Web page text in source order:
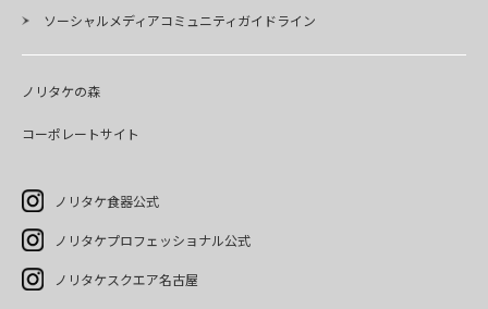
ソーシャルメディアコミュニティガイドライン
ノリタケの森
コーポレートサイト
ノリタケ食器公式
ノリタケプロフェッショナル公式
ノリタケスクエア名古屋